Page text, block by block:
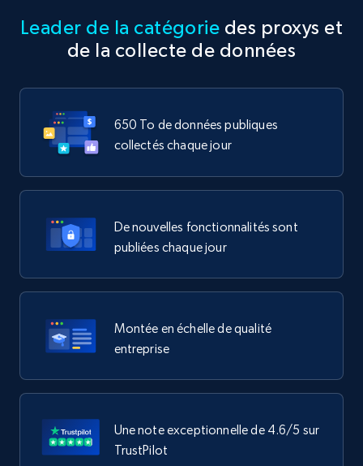
Leader de la catégorie des proxys et
de la collecte de données
650 To de données publiques
collectés chaque jour
De nouvelles fonctionnalités sont
publiées chaque jour
Montée en échelle de qualité
entreprise
Une note exceptionnelle de 4.6/5 sur
TrustPilot